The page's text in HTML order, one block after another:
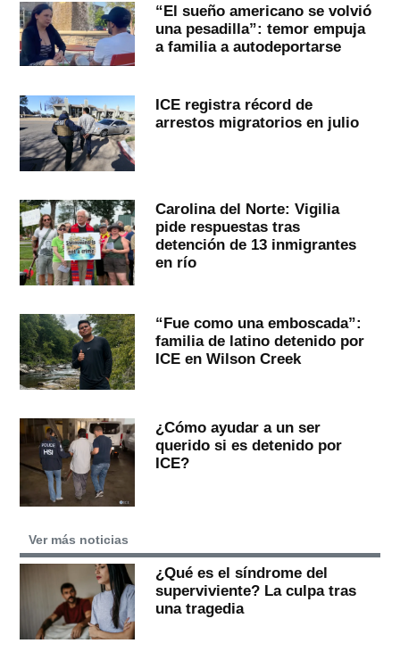
“El sueño americano se volvió
una pesadilla”: temor empuja
a familia a autodeportarse
ICE registra récord de
arrestos migratorios en julio
Carolina del Norte: Vigilia
pide respuestas tras
detención de 13 inmigrantes
en río
“Fue como una emboscada”:
familia de latino detenido por
ICE en Wilson Creek
¿Cómo ayudar a un ser
querido si es detenido por
ICE?
Ver más noticias
¿Qué es el síndrome del
superviviente? La culpa tras
una tragedia